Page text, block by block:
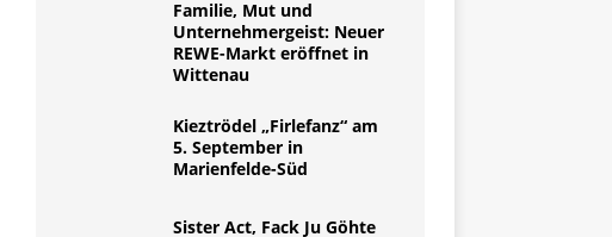
Familie, Mut und
Unternehmergeist: Neuer
REWE-Markt eröffnet in
Wittenau
Kieztrödel „Firlefanz“ am
5. September in
Marienfelde-Süd
Sister Act, Fack Ju Göhte